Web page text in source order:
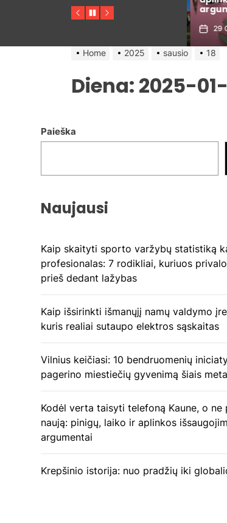
Previous
PauseNext
metais
29
Home 2025 sausio 18
Diena: 2025-
Paieška
Naujausi
Kaip skaityti sporto varžybų statistiką
profesionalas: 7 rodikliai, kuriuos
prieš dedant lažybas
Kaip išsirinkti išmanųjį namų valdymo
kuris realiai sutaupo elektros sąskaitas
Vilnius keičiasi: 10 bendruomenių
pagerino miestiečių gyvenimą šiais
Kodėl verta taisyti telefoną Kaune, o ne
naują: pinigų, laiko ir aplinkos
argumentai
Krepšinio istorija: nuo pradžių iki